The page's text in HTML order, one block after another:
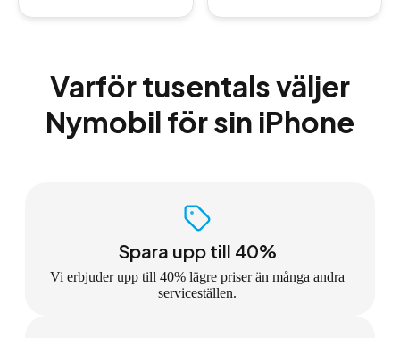
Varför tusentals väljer
Nymobil för sin iPhone
Spara upp till 40%
Vi erbjuder upp till 40% lägre priser än många andra
serviceställen.